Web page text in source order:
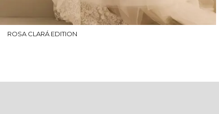
ROSA CLARÁ EDITION